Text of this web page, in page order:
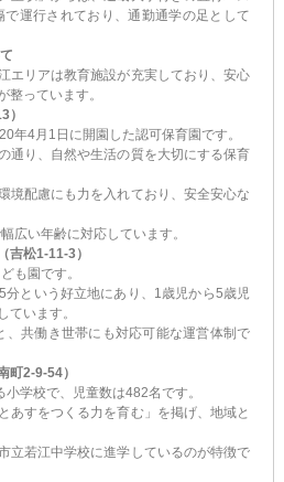
運行されており、通勤通学の足として
エリアは教育施設が充実しており、安心
整っています。
）
年4月1日に開園した認可保育園です。
通り、自然や生活の質を大切にする保育
境配慮にも力を入れており、安全安心な
広い年齢に対応しています。
吉松1-11-3）
も園です。
分という好立地にあり、1歳児から5歳児
ています。
、共働き世帯にも対応可能な運営体制で
町2-9-54）
学校で、児童数は482名です。
あすをつくる力を育む」を掲げ、地域と
立若江中学校に進学しているのが特徴で